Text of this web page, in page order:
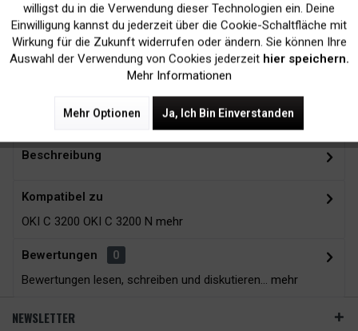
Kein Verlust der
Druckergarantie
Versand innerhalb von
24H*
Zubehör 12
Beschreibung
Kompatibel zu
OKI C 3200 OKI C 3200 N mehr
Bewertungen
0
Bewertungen lesen, schreiben und diskutieren... mehr
NEWSLETTER
Tracking Inaktiv
willigst du in die Verwendung dieser Technologien ein. Deine
Einwilligung kannst du jederzeit über die Cookie-Schaltfläche mit
Wirkung für die Zukunft widerrufen oder ändern. Sie können Ihre
Auswahl der Verwendung von Cookies jederzeit hier speichern.
Mehr Informationen
Mehr Optionen Ja, Ich Bin Einverstanden